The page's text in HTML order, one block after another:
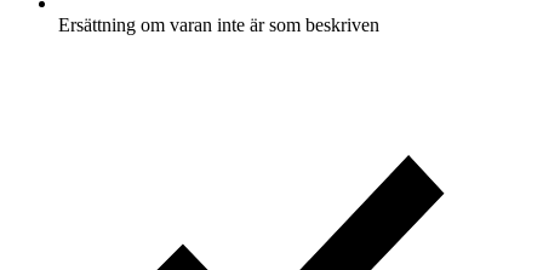
Ersättning om varan inte är som beskriven